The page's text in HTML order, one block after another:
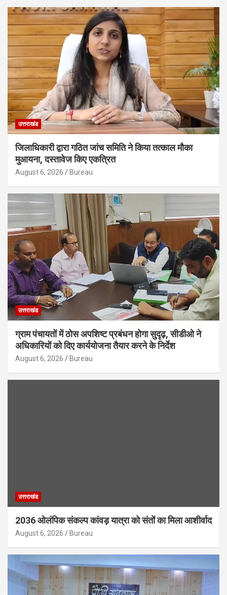
उत्तराखंड
जिलाधिकारी द्वारा गठित जांच समिति ने किया तत्काल मौका
मुआयना, दस्तावेज किए एकत्रित
August 6, 2026 Bureau
उत्तराखंड
ग्राम पंचायतों में ठोस अपशिष्ट प्रबंधन होगा सुदृढ़, सीडीओ ने
अधिकारियों को दिए कार्ययोजना तैयार करने के निर्देश
August 6, 2026 Bureau
उत्तराखंड
2036 ओलंपिक संकल्प कांवड़ यात्रा को संतों का मिला आशीर्वाद
August 6, 2026 Bureau